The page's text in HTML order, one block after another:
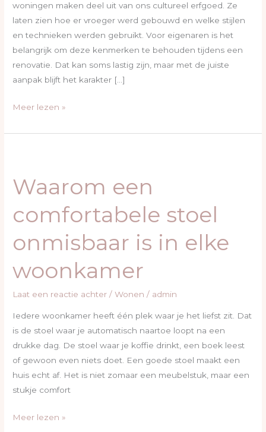
woningen maken deel uit van ons cultureel erfgoed. Ze
laten zien hoe er vroeger werd gebouwd en welke stijlen
en technieken werden gebruikt. Voor eigenaren is het
belangrijk om deze kenmerken te behouden tijdens een
renovatie. Dat kan soms lastig zijn, maar met de juiste
aanpak blijft het karakter […]
Meer lezen »
Waarom een
comfortabele stoel
onmisbaar is in elke
woonkamer
Laat een reactie achter /Wonen / admin
Iedere woonkamer heeft één plek waar je het liefst zit. Dat
is de stoel waar je automatisch naartoe loopt na een
drukke dag. De stoel waar je koffie drinkt, een boek leest
of gewoon even niets doet. Een goede stoel maakt een
huis echt af. Het is niet zomaar een meubelstuk, maar een
stukje comfort
comfortabele
stoel
onmisbaar
in
woonkamer
Meer lezen »